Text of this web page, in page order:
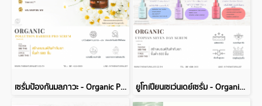
เซรั่มป้องกันมลภาวะ - Organic Pollution Barrier Pro Serum ยูโทเปียนเซเว่นเดย์เซรั่ม - Organic Utopian Seven Day Serum